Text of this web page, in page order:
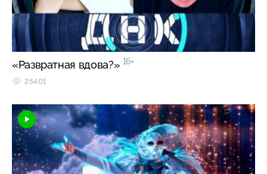
«Развратная вдова?» 16+
25401